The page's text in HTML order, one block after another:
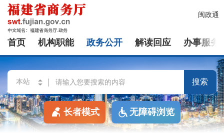
闽政通
首页 机构职能 政务公开 解读回应 办事服务
搜索
长者模式 无障碍浏览